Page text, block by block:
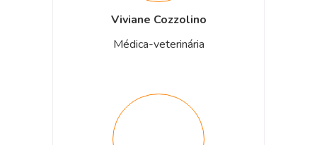
Viviane Cozzolino
Médica-veterinária